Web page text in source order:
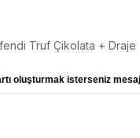
Truf Çikolata + Draje
oluşturmak isterseniz